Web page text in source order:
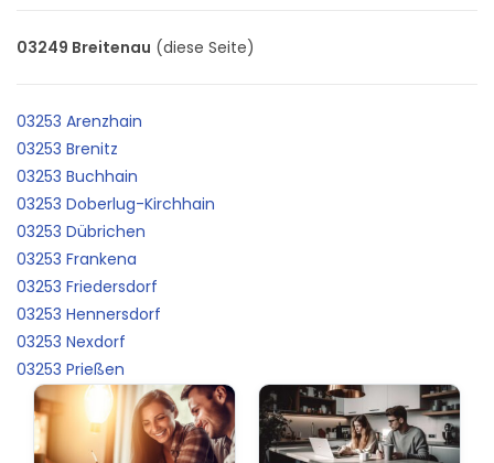
03249 Breitenau (diese Seite)
03253 Arenzhain
03253 Brenitz
03253 Buchhain
03253 Doberlug-Kirchhain
03253 Dübrichen
03253 Frankena
03253 Friedersdorf
03253 Hennersdorf
03253 Nexdorf
03253 Prießen